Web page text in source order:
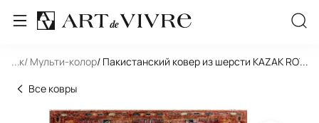
... / Мульти-колор/ Пакистанский ковер из шерсти KAZAK ROYAL
...
Все ковры